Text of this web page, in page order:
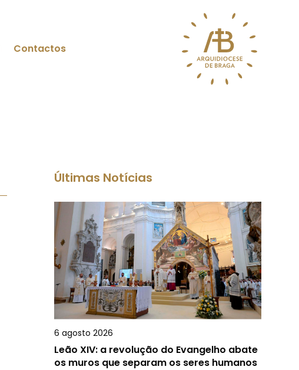
Contactos
Últimas Notícias
6 agosto 2026
Leão XIV: a revolução do Evangelho abate
os muros que separam os seres humanos